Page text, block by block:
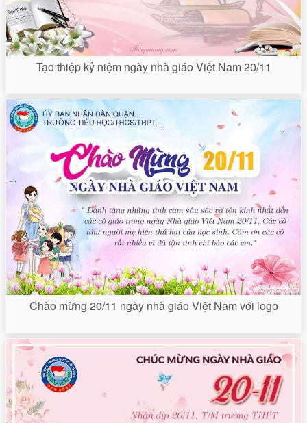
Tạo thiệp kỷ niệm ngày nhà giáo Việt Nam 20/11
Chào mừng 20/11 ngày nhà giáo Việt Nam với logo